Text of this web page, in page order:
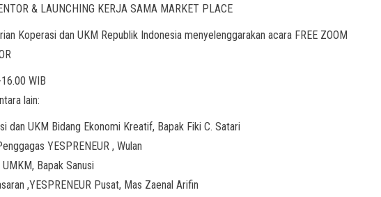
& LAUNCHING KERJA SAMA MARKET PLACE
Koperasi dan UKM Republik Indonesia menyelenggarakan acara FREE ZOOM
WIB
lain:
dan UKM Bidang Ekonomi Kreatif, Bapak Fiki C. Satari
YESPRENEUR , Wulan
Bapak Sanusi
,YESPRENEUR Pusat, Mas Zaenal Arifin